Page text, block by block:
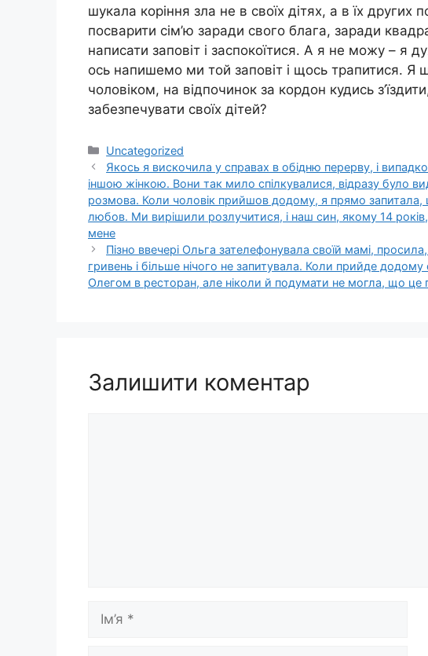
шукала коріння зла не в своїх дітях, а в їх других
посварити сім’ю заради свого блага, заради
написати заповіт і заспокоїтися. А я не можу – я
ось напишемо ми той заповіт і щось трапитися.
чоловіком, на відпочинок за кордон кудись
забезпечувати своїх дітей?
Категорії
Uncategorized
Якось я вискочила у справах в обідню перерву, і
іншою жінкою. Вони так мило спілкувалися, відразу було
розмова. Коли чоловік прийшов додому, я прямо запитала,
любов. Ми вирішили розлучитися, і наш син, якому 14 років,
мене
Пізно ввечері Ольга зателефонувала своїй мамі,
гривень і більше нічого не запитувала. Коли прийде
Олегом в ресторан, але ніколи й подумати не могла, що це
Залишити коментар